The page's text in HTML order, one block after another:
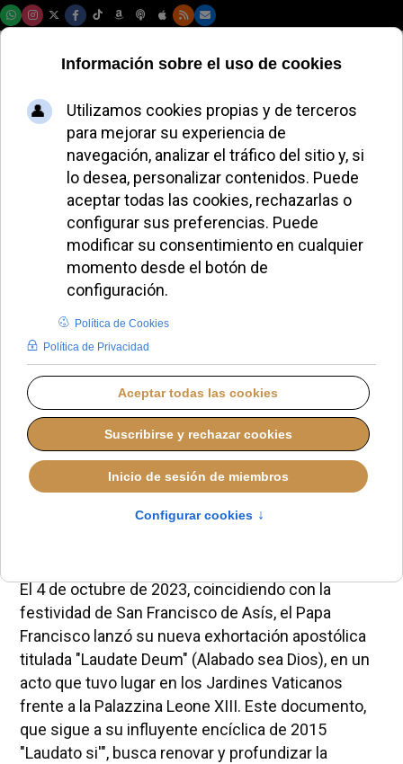
Laudate Deum:
resumen
DESDE EL VATICANO SÁBADO, 11 MAYO 2024 12:13
El 4 de octubre de 2023, coincidiendo con la
festividad de San Francisco de Asís, el Papa
Francisco lanzó su nueva exhortación apostólica
titulada "Laudate Deum" (Alabado sea Dios), en un
acto que tuvo lugar en los Jardines Vaticanos
frente a la Palazzina Leone XIII. Este documento,
que sigue a su influyente encíclica de 2015
"Laudato si'", busca renovar y profundizar la